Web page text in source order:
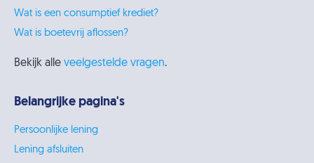
Wat is een consumptief krediet?
Wat is boetevrij aflossen?
Bekijk alle veelgestelde vragen.
Belangrijke pagina's
Persoonlijke lening
Lening afsluiten